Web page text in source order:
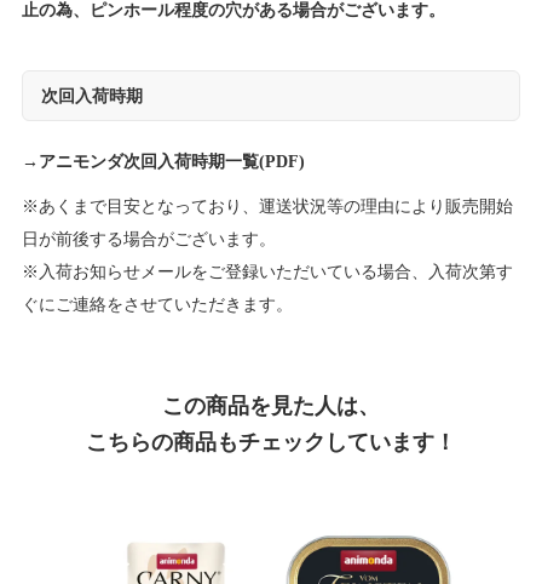
止の為、ピンホール程度の穴がある場合がございます。
次回入荷時期
→ アニモンダ次回入荷時期一覧(PDF)
※あくまで目安となっており、運送状況等の理由により販売開始
日が前後する場合がございます。
※入荷お知らせメールをご登録いただいている場合、入荷次第す
ぐにご連絡をさせていただきます。
この商品を見た人は、
こちらの商品もチェックしています！